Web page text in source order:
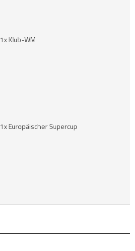
1x Klub-WM
1x Europäischer Supercup